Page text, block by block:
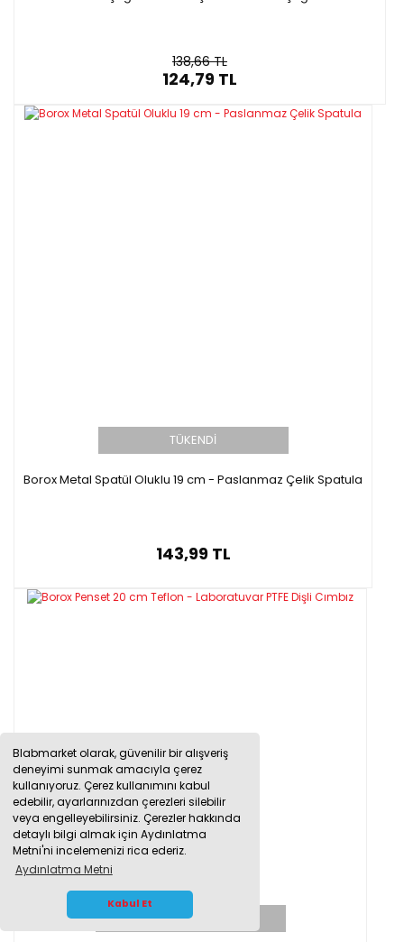
Blabmarket olarak, güvenilir bir alışveriş
deneyimi sunmak amacıyla çerez
kullanıyoruz. Çerez kullanımını kabul
edebilir, ayarlarınızdan çerezleri silebilir
veya engelleyebilirsiniz. Çerezler hakkında
detaylı bilgi almak için Aydınlatma
Metni'ni incelemenizi rica ederiz.
Aydınlatma Metni
Kabul Et
138,66 TL
124,79 TL
TÜKENDİ
Borox Metal Spatül Oluklu 19 cm - Paslanmaz Çelik Spatula
143,99 TL
TÜKENDİ
WHATSAPP İLETİŞİM